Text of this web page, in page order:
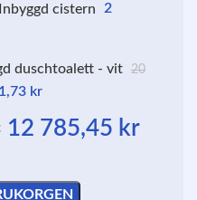
cistern
2
duschtoalett - vit 20
kr
12 785,45 kr